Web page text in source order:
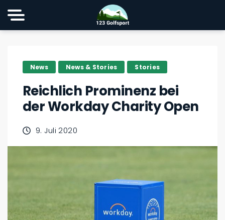
News News & Stories Stories
Reichlich Prominenz bei
der Workday Charity Open
9. Juli 2020